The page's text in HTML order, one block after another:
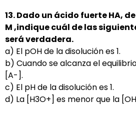
13. Dado un ácido fuerte HA,
M ,indique cuál de las
seráverdadera.
a) El pOH de la disolución es 1.
b) Cuando se alcanza el
[A-].
c) El pH de la disolución es 1.
d) La [H3O+] es menor que la